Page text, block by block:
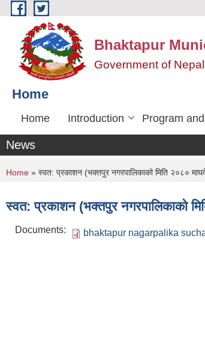
Skip to main content
Bhaktapur
Government of Nepal
Home
Home Introduction Program
News
You are here
Home » स्वत: प्रकाशन (भक्तपुर नगरपालिकाको मिति २०८०
स्वत: प्रकाशन (भक्तपुर नगरपालिकाको
Documents: bhaktapur nagarpalika